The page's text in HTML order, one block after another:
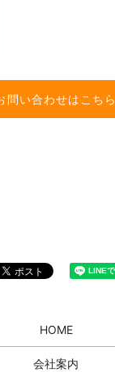
問い合わせはこちら
HOME
会社案内